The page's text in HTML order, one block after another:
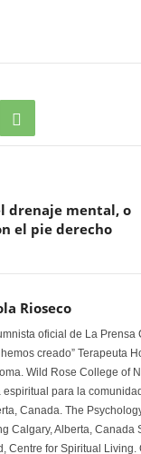
drenaje mental, o
el pie derecho
Rioseco
oficial de La Prensa
creado” Terapeuta
Wild Rose College of
espiritual para la
Canada. The
Calgary, Alberta, Canada
Centre for Spiritual